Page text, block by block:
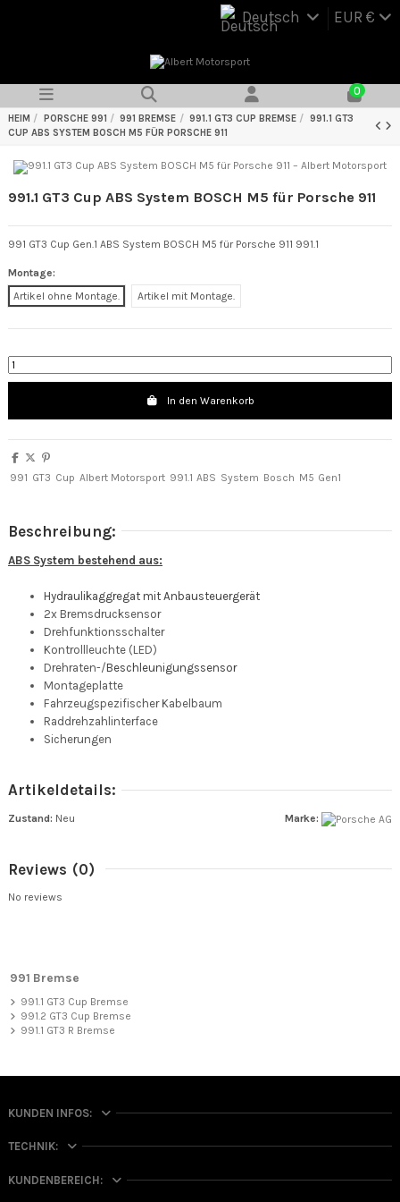
Deutsch EUR €
0
HEIM PORSCHE 991 991 BREMSE 991.1 GT3 CUP BREMSE
991.1 GT3
CUP ABS SYSTEM BOSCH M5 FÜR PORSCHE 911
991.1 GT3 Cup ABS System BOSCH M5 für Porsche 911
991 GT3 Cup Gen.1 ABS System BOSCH M5 für Porsche 911 991.1
Montage:
Artikel ohne Montage.
Artikel mit Montage.
In den Warenkorb
991 GT3 Cup Albert Motorsport 991.1 ABS System Bosch M5 Gen1
Beschreibung:
ABS System bestehend aus:
Hydraulikaggregat mit Anbausteuergerät
2x Bremsdrucksensor
Drehfunktionsschalter
Kontrollleuchte (LED)
Drehraten-/Beschleunigungssensor
Montageplatte
Fahrzeugspezifischer Kabelbaum
Raddrehzahlinterface
Sicherungen
Artikeldetails:
Marke:
Zustand: Neu
Reviews (0)
No reviews
991 Bremse
991.1 GT3 Cup Bremse
991.2 GT3 Cup Bremse
991.1 GT3 R Bremse
KUNDEN INFOS:
TECHNIK:
KUNDENBEREICH: